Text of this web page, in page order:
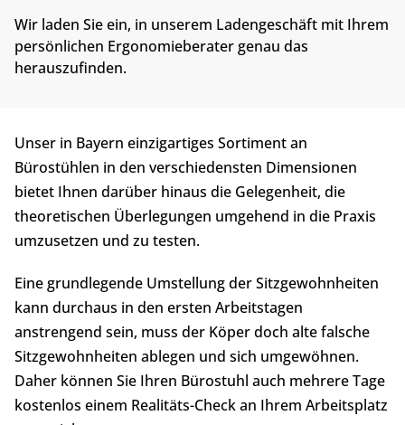
Wir laden Sie ein, in unserem Ladengeschäft mit Ihrem
persönlichen Ergonomieberater genau das
herauszufinden.
Unser in Bayern einzigartiges Sortiment an
Bürostühlen in den verschiedensten Dimensionen
bietet Ihnen darüber hinaus die Gelegenheit, die
theoretischen Überlegungen umgehend in die Praxis
umzusetzen und zu testen.
Eine grundlegende Umstellung der Sitzgewohnheiten
kann durchaus in den ersten Arbeitstagen
anstrengend sein, muss der Köper doch alte falsche
Sitzgewohnheiten ablegen und sich umgewöhnen.
Daher können Sie Ihren Bürostuhl auch mehrere Tage
kostenlos einem Realitäts-Check an Ihrem Arbeitsplatz